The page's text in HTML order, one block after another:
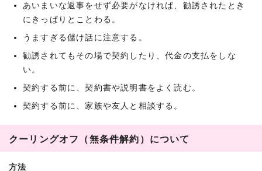
あいまいな返事をせず必要がなければ、勧誘されたとき
にきっぱりとことわる。
うますぎる儲け話に注意する。
勧誘されてもその場で契約したり、代金の支払をしな
い。
契約する前に、契約書や説明書をよく読む。
契約する前に、家族や友人と相談する。
クーリングオフ（無条件解約）について
方法